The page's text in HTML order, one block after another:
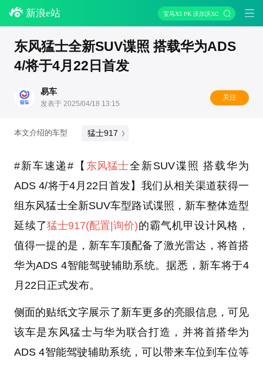
新浪e站 宝马X5 PK 沃尔沃XC90
东风猛士全新SUV谍照 搭载华为ADS
4/将于4月22日首发
易车
发表于 2025/04/18 13:15
关注
本文介绍的车型 猛士917
#新车速递#【 东风猛士全新SUV谍照 搭载华为
ADS 4/将于4月22日首发】我们从相关渠道获得一
组东风猛士全新SUV车型路试谍照，新车整体造型
延续了猛士917(配置|询价)的霸气机甲设计风格，
值得一提的是，新车车顶配备了激光雷达，将首搭
华为ADS 4智能驾驶辅助系统。据悉，新车将于4
月22日正式发布。
侧面的贴纸文字展示了新车更多的亮眼信息，可见
该车是东风猛士与华为联合打造，并将首搭华为
ADS 4智能驾驶辅助系统，可以带来车位到车位等